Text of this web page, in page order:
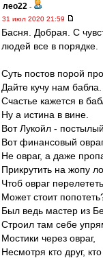
лео22 -
31 июл 2020 21:59
Басня. Добрая. С
людей все в порядке.
Суть постов порой
Дайте кучу нам бабла.
Счастье кажется в
Ну а истина в вине.
Вот Лукойл - постылый
Вот финансовый
Не овраг, а даже
Прикрутить на жопу
Чтоб овраг
Может стоит
Был ведь мастер из
Строил там себе
Мостики через овраг,
Несмотря кто друг, кто